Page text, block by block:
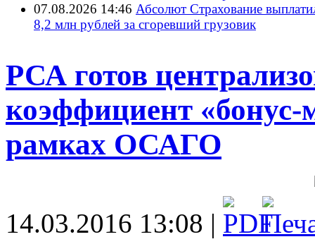
07.08.2026 14:46 Абсолют Страхование
8,2 млн рублей за сгоревший грузовик
РСА готов
коэффициент «бонус-
рамках ОСАГО
14.03.2016 13:08 |